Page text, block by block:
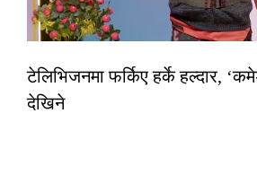
टेलिभिजनमा फर्किए हर्के हल्दार,
देखिने